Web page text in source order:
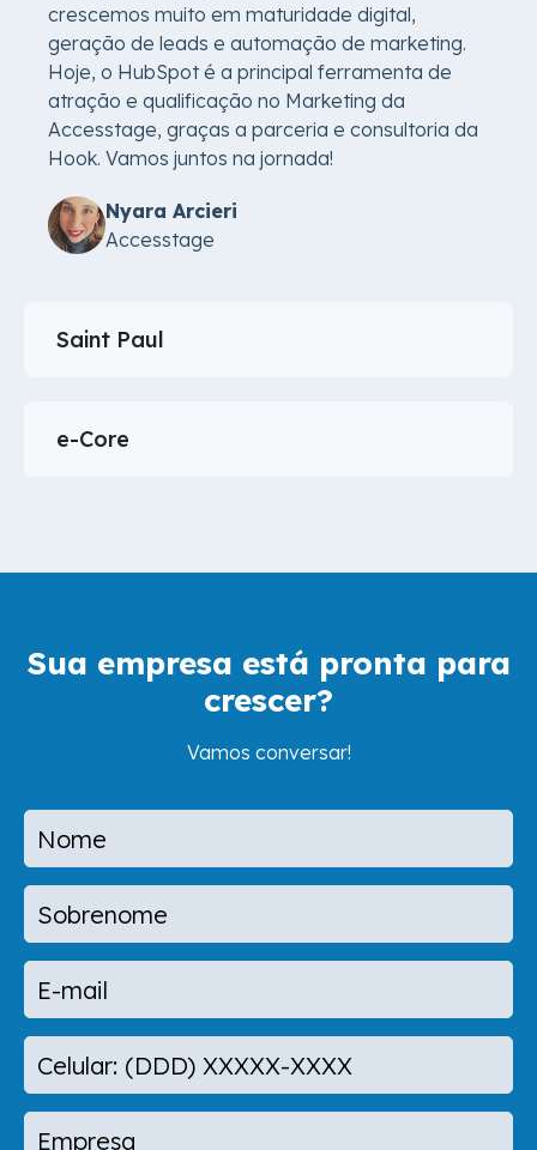
crescemos muito em maturidade digital,
geração de leads e automação de marketing.
Hoje, o HubSpot é a principal ferramenta de
atração e qualificação no Marketing da
Accesstage, graças a parceria e consultoria da
Hook. Vamos juntos na jornada!
Nyara Arcieri
Accesstage
Sua empresa está pronta para
crescer?
Vamos conversar!